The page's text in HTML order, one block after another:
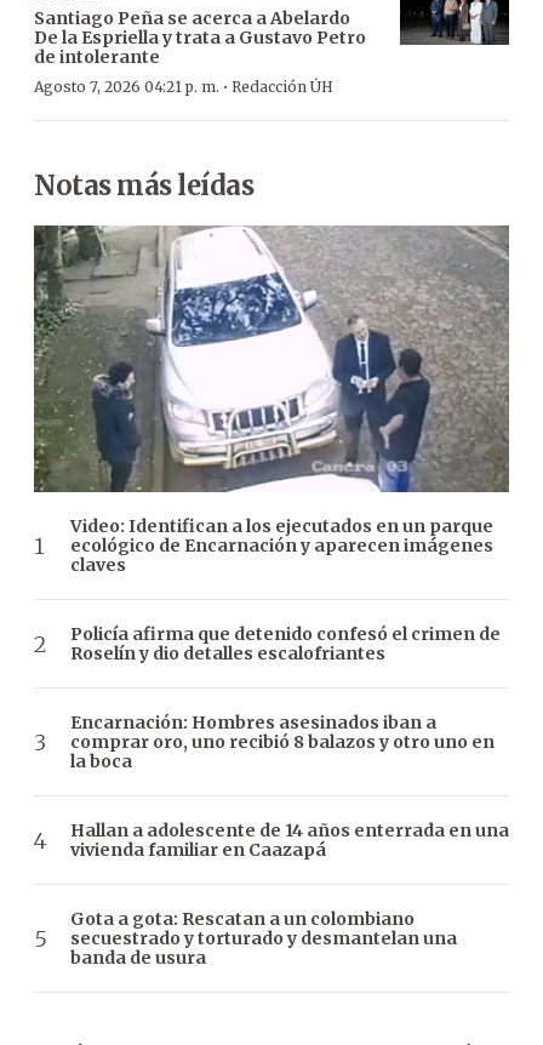
Santiago Peña se acerca a Abelardo
De la Espriella y trata a Gustavo Petro
de intolerante
Agosto 7, 2026 04:21 p. m. · Redacción ÚH
Notas más leídas
Video: Identifican a los ejecutados en un parque
ecológico de Encarnación y aparecen imágenes
claves
Policía afirma que detenido confesó el crimen de
Roselín y dio detalles escalofriantes
Encarnación: Hombres asesinados iban a
comprar oro, uno recibió 8 balazos y otro uno en
la boca
Hallan a adolescente de 14 años enterrada en una
vivienda familiar en Caazapá
Gota a gota: Rescatan a un colombiano
secuestrado y torturado y desmantelan una
banda de usura